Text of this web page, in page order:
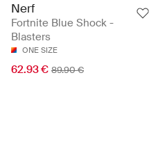
Nerf
Fortnite Blue Shock -
Blasters
ONE SIZE
62.93 € 89.90 €